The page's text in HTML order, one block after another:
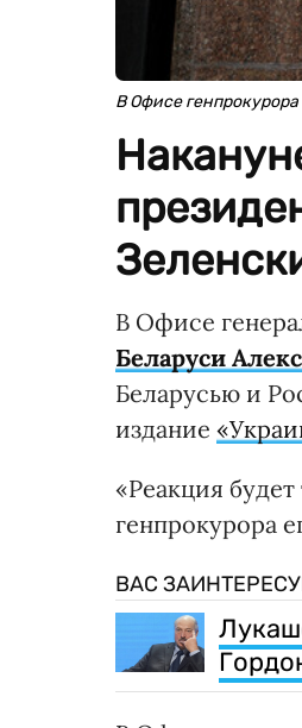
В Офисе
В Офисе
Беларуси
Беларусью и
издание
«Реакция
генпрокурора
ВАС